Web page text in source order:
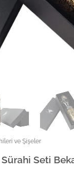
ve Şişeler
Seti